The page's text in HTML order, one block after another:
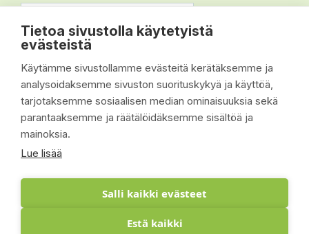
Tietoa sivustolla käytetyistä
evästeistä
Käytämme sivustollamme evästeitä kerätäksemme ja
analysoidaksemme sivuston suorituskykyä ja käyttöä,
tarjotaksemme sosiaalisen median ominaisuuksia sekä
parantaaksemme ja räätälöidäksemme sisältöä ja
mainoksia.
Lue lisää
Salli kaikki evästeet
Estä kaikki